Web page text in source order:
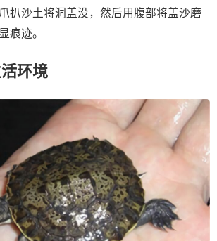
扒沙土将洞盖没，然后用腹部将盖沙磨
痕迹。
环境